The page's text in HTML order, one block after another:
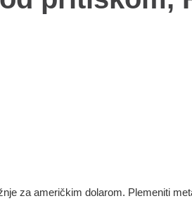
za američkim dolarom. Plemeniti